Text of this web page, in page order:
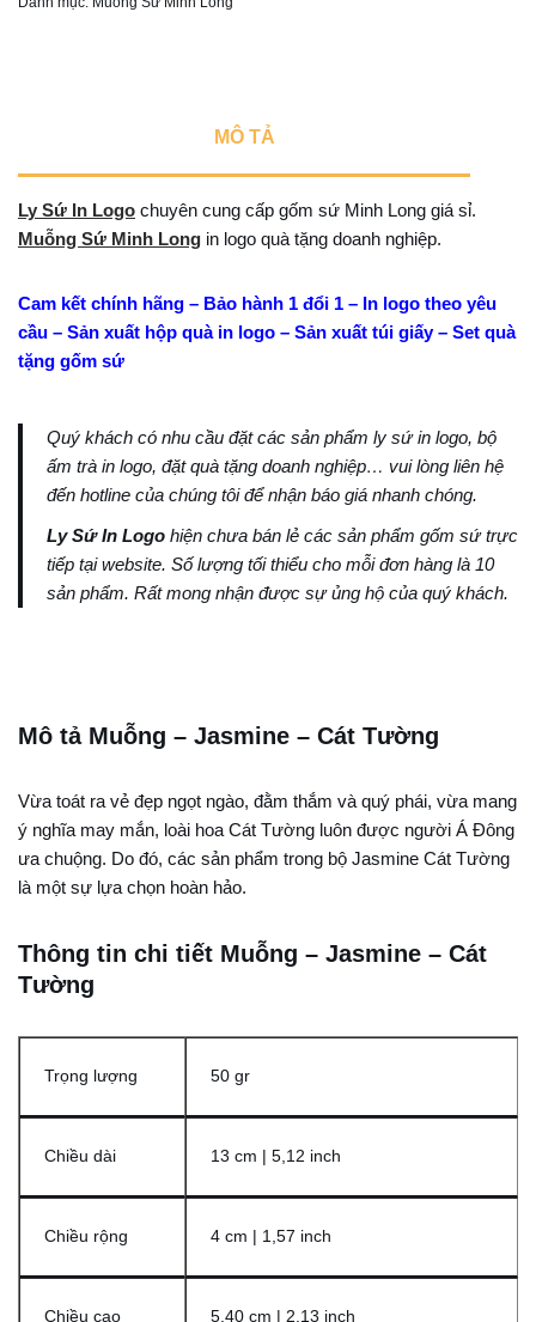
MÔ TẢ
Ly Sứ In Logo chuyên cung cấp gốm sứ Minh Long giá sỉ.
Muỗng Sứ Minh Long in logo quà tặng doanh nghiệp.
Cam kết chính hãng – Bảo hành 1 đổi 1 – In logo theo yêu
cầu – Sản xuất hộp quà in logo – Sản xuất túi giấy – Set quà
tặng gốm sứ
Quý khách có nhu cầu đặt các sản phẩm ly sứ in logo, bộ
ấm trà in logo, đặt quà tặng doanh nghiệp… vui lòng liên hệ
đến hotline của chúng tôi để nhận báo giá nhanh chóng.
Ly Sứ In Logo hiện chưa bán lẻ các sản phẩm gốm sứ trực
tiếp tại website. Số lượng tối thiểu cho mỗi đơn hàng là 10
sản phẩm. Rất mong nhận được sự ủng hộ của quý khách.
Mô tả Muỗng – Jasmine – Cát Tường
Vừa toát ra vẻ đẹp ngọt ngào, đằm thắm và quý phái, vừa mang
ý nghĩa may mắn, loài hoa Cát Tường luôn được người Á Đông
ưa chuộng. Do đó, các sản phẩm trong bộ Jasmine Cát Tường
là một sự lựa chọn hoàn hảo.
Thông tin chi tiết Muỗng – Jasmine – Cát
Tường
Trọng lượng 50 gr
Chiều dài 13 cm | 5,12 inch
Chiều rộng 4 cm | 1,57 inch
Chiều cao 5,40 cm | 2,13 inch